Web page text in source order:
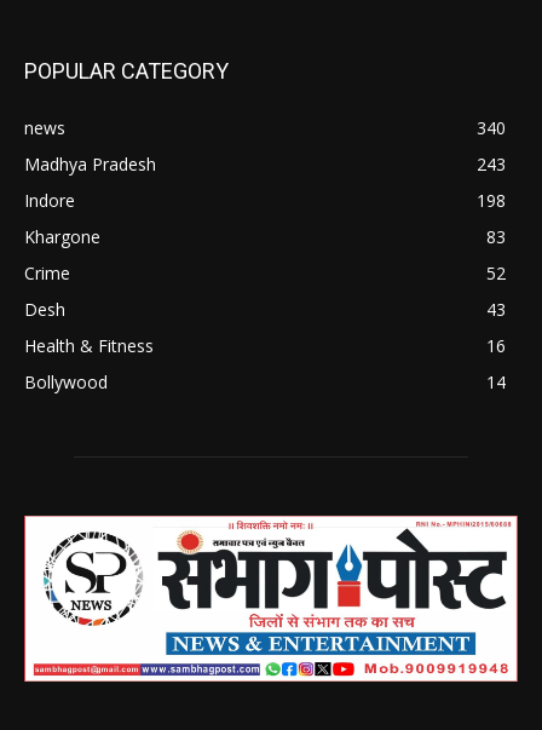
POPULAR CATEGORY
news
340
Madhya Pradesh
243
Indore
198
Khargone
83
Crime
52
Desh
43
Health & Fitness
16
Bollywood
14